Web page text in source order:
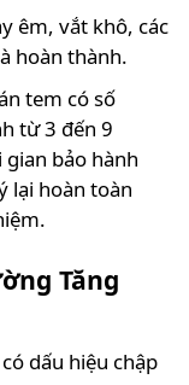
êm, vắt khô, các
hoàn thành.
tem có số
từ 3 đến 9
bảo hành
lại hoàn toàn
Tăng
dấu hiệu chập